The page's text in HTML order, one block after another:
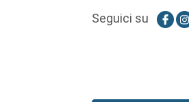
Seguici su